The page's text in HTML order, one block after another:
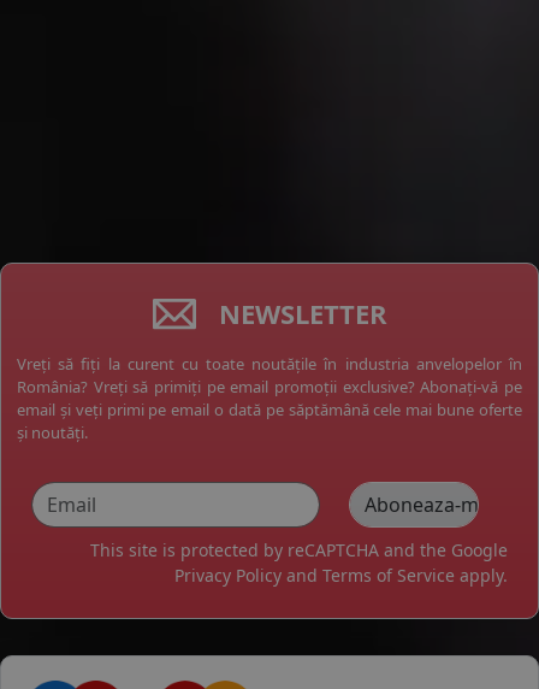
NEWSLETTER
Vreți să fiți la curent cu toate noutățile în industria anvelopelor în
România? Vreți să primiți pe email promoții exclusive? Abonați-vă pe
email și veți primi pe email o dată pe săptămână cele mai bune oferte
și noutăți.
This site is protected by reCAPTCHA and the Google
Privacy Policy and Terms of Service apply.